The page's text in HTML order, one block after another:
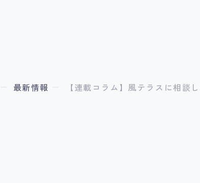
最新情報 【連載コラム】風テラスに相談